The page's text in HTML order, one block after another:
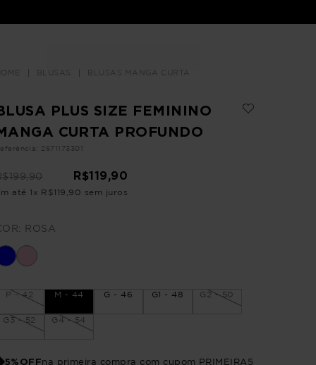
BLUSAS BLUSAS MANGA CURTA
PLUS SIZE FEMININO
CURTA PROFUNDO
: 2571173301
199,90 R$119,90
até 1 x R$119 90 sem juros
ROSA
P - 42 M - 44 G - 46 G1 - 48 G2 - 50
G3 - 52 G4 - 54
5%OFFna primeira compra com cupom PRIMEIRA5